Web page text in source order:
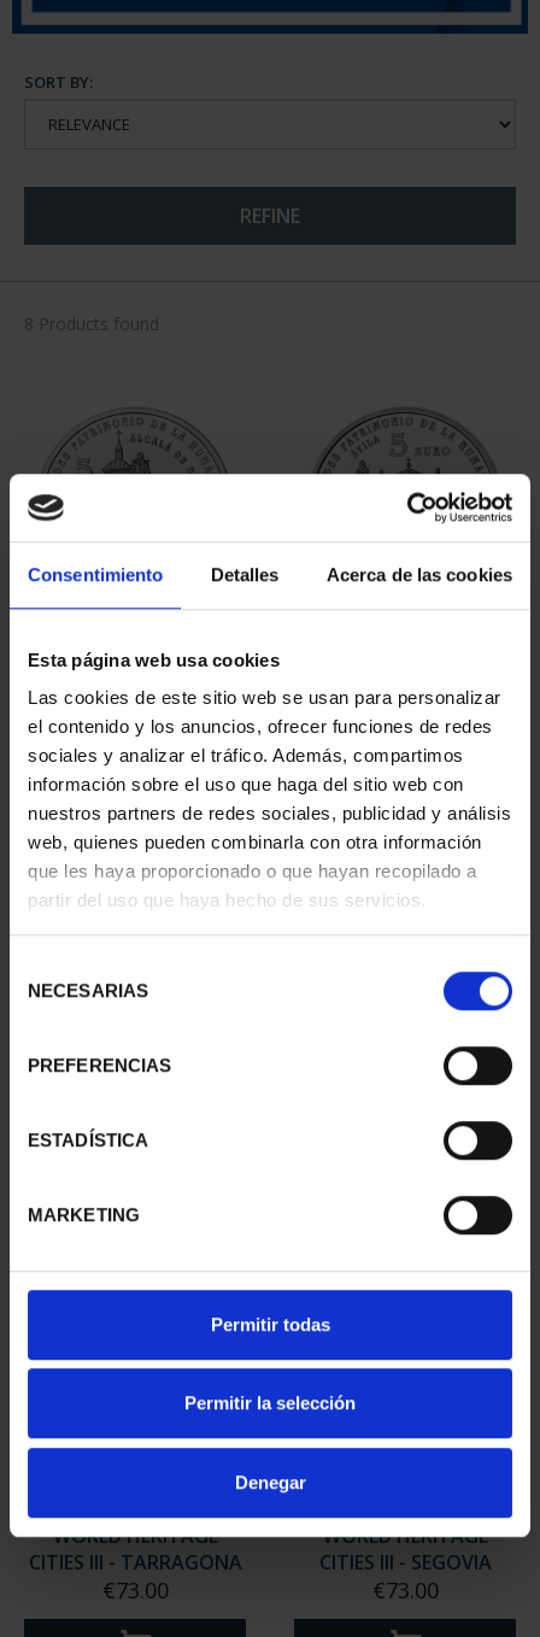
Consentimiento Detalles Acerca de las cookies
Esta página web usa cookies
Las cookies de este sitio web se usan para personalizar
el contenido y los anuncios, ofrecer funciones de redes
sociales y analizar el tráfico. Además, compartimos
información sobre el uso que haga del sitio web con
nuestros partners de redes sociales, publicidad y análisis
web, quienes pueden combinarla con otra información
que les haya proporcionado o que hayan recopilado a
partir del uso que haya hecho de sus servicios.
NECESARIAS
PREFERENCIAS
ESTADÍSTICA
MARKETING
Permitir todas
Permitir la selección
Denegar
SORT BY:
REFINE
8 Products found
CITIES - ALCALÁ DE
HENARE...
€73.00
€73.00
CITIES II - CUENCA
€73.00
CITIES II - SALAMANCA
WORLD HERITAGE
CITIES III - TARRAGONA
€73.00
WORLD HERITAGE
CITIES III - SEGOVIA
€73.00